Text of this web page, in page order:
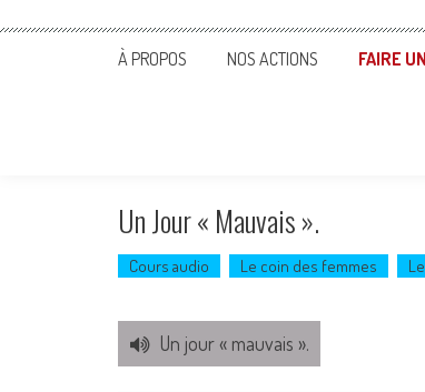
À PROPOS NOS ACTIONS FAIRE
Un Jour « Mauvais ».
Cours audio Le coin des femmes
Un jour « mauvais ».